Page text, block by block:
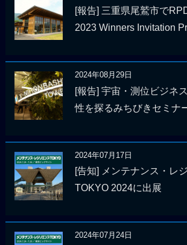
[報告] 三重県尾鷲市で
2023 Winners Invitation
2024年08月29日
[報告] 宇宙・測位ビジネ
性を探るみちびきセミナ
2024年07月17日
[告知] メンテナンス・レ
TOKYO 2024に出展
2024年07月24日